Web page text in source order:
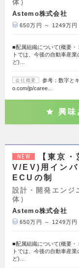
体）
Astemo株式会社
650万円 ～ 1249万円
■配属組織について(概要・
トでは、今後の自動車産
ど)…
会社概要
参考：数字と
o.com/jp/caree…
興味
NEW
【東京
V/EV)用インバ
ECUの制
設計・開発エンジ
体）
Astemo株式会社
650万円 ～ 1249万円
■配属組織について(概要・
トでは、今後の自動車産
ど)…